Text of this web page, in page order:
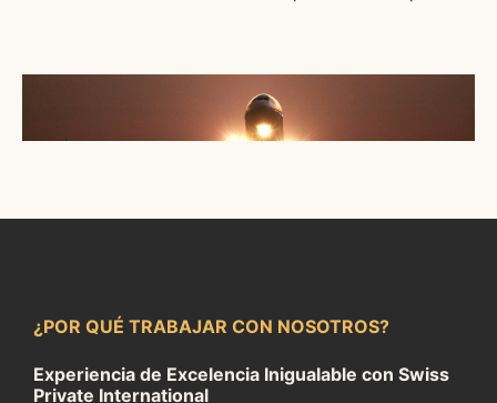
¿POR QUÉ TRABAJAR CON NOSOTROS?
Experiencia de Excelencia Inigualable con Swiss
Private International